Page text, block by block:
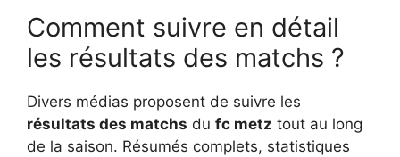
Comment suivre en détail
les résultats des matchs ?
Divers médias proposent de suivre les
résultats des matchs du fc metz tout au long
de la saison. Résumés complets, statistiques